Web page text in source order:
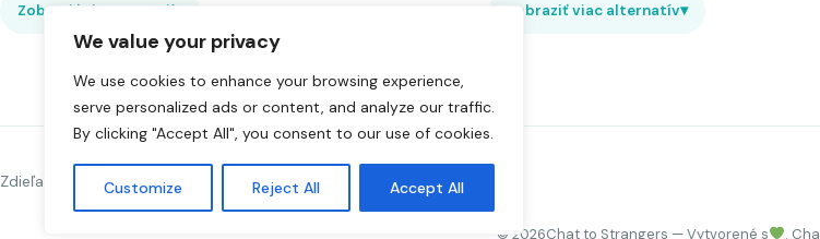
We value your privacy
We use cookies to enhance your browsing experience,
serve personalized ads or content, and analyze our traffic.
By clicking "Accept All", you consent to our use of cookies.
Customize Reject All Accept All
Zobraziť viac recenzií▾ Zobraziť viac alternatív▾
Zdieľať Chat to Strangers
©2026Chat to Strangers — Vytvorené s .